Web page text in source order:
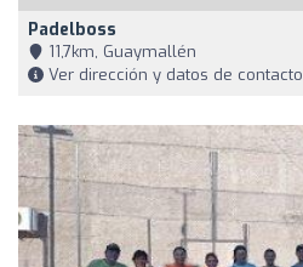
Padelboss
11,7km, Guaymallén
Ver dirección y datos de contacto